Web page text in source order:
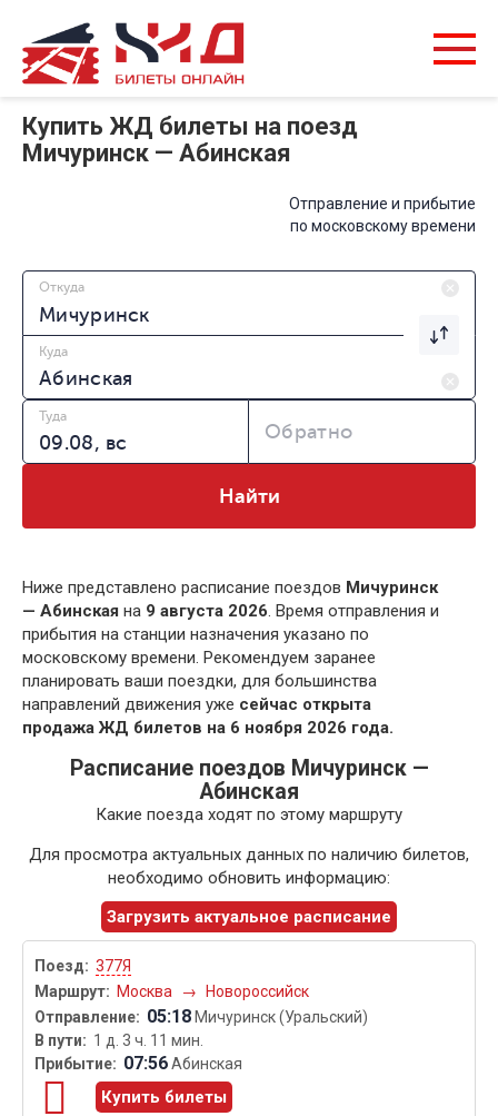
Купить ЖД билеты на поезд
Мичуринск — Абинская
Отправление и прибытие
по московскому времени
Откуда
Куда
Туда
Обратно
Найти
Ниже представлено расписание поездов Мичуринск
— Абинская на 9 августа 2026. Время отправления и
прибытия на станции назначения указано по
московскому времени. Рекомендуем заранее
планировать ваши поездки, для большинства
направлений движения уже сейчас открыта
продажа ЖД билетов на 6 ноября 2026 года.
Расписание поездов Мичуринск —
Абинская
Какие поезда ходят по этому маршруту
Для просмотра актуальных данных по наличию билетов,
необходимо обновить информацию:
Загрузить актуальное расписание
377Я
Москва
→ Новороссийск
05:18 Мичуринск (Уральский)
1 д. 3 ч. 11 мин.
07:56Абинская
Купить билеты